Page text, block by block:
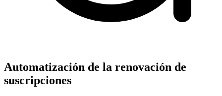
Automatización de la renovación de
suscripciones